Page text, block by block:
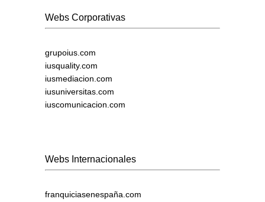
Webs Corporativas
grupoius.com
iusquality.com
iusmediacion.com
iusuniversitas.com
iuscomunicacion.com
Webs Internacionales
franquiciasenespaña.com